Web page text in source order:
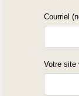
Courriel
Votre site